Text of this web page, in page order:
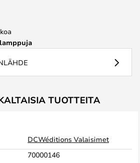
TUOTTEITA
DCWéditions Valaisimet
70000146